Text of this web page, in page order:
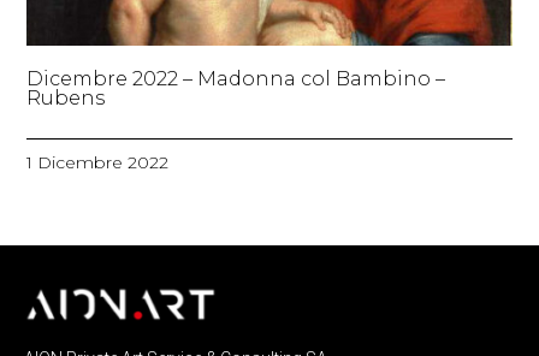
Dicembre 2022 – Madonna col Bambino –
Rubens
1 Dicembre 2022